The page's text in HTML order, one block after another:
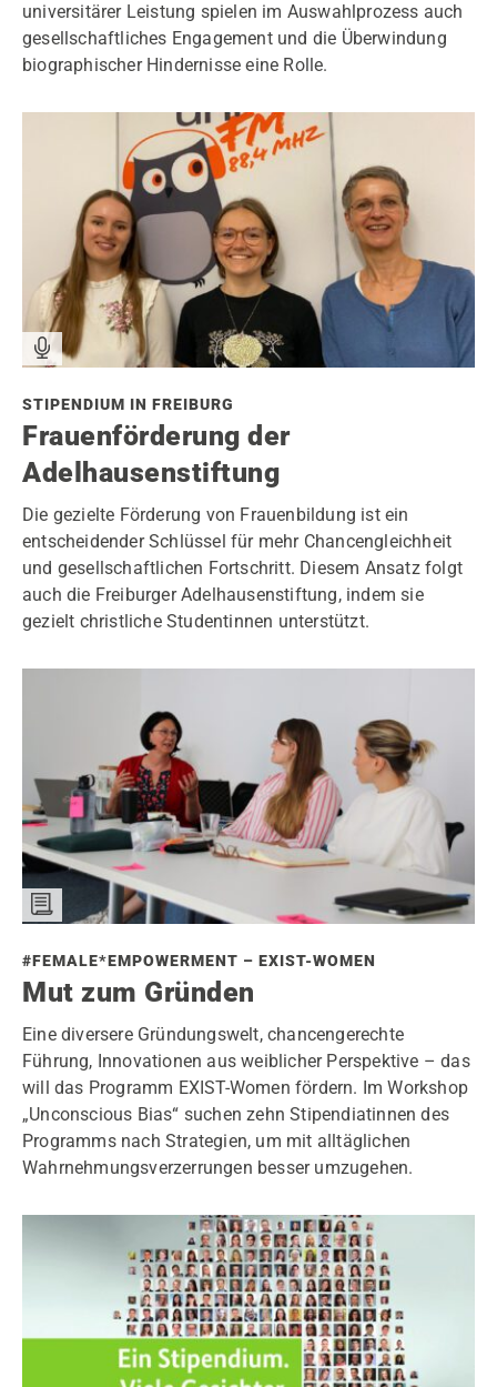
universitärer Leistung spielen im Auswahlprozess auch
gesellschaftliches Engagement und die Überwindung
biographischer Hindernisse eine Rolle.
STIPENDIUM IN FREIBURG
Frauenförderung der
Adelhausenstiftung
Die gezielte Förderung von Frauenbildung ist ein
entscheidender Schlüssel für mehr Chancengleichheit
und gesellschaftlichen Fortschritt. Diesem Ansatz folgt
auch die Freiburger Adelhausenstiftung, indem sie
gezielt christliche Studentinnen unterstützt.
#FEMALE*EMPOWERMENT – EXIST-WOMEN
Mut zum Gründen
Eine diversere Gründungswelt, chancengerechte
Führung, Innovationen aus weiblicher Perspektive – das
will das Programm EXIST-Women fördern. Im Workshop
„Unconscious Bias“ suchen zehn Stipendiatinnen des
Programms nach Strategien, um mit alltäglichen
Wahrnehmungsverzerrungen besser umzugehen.